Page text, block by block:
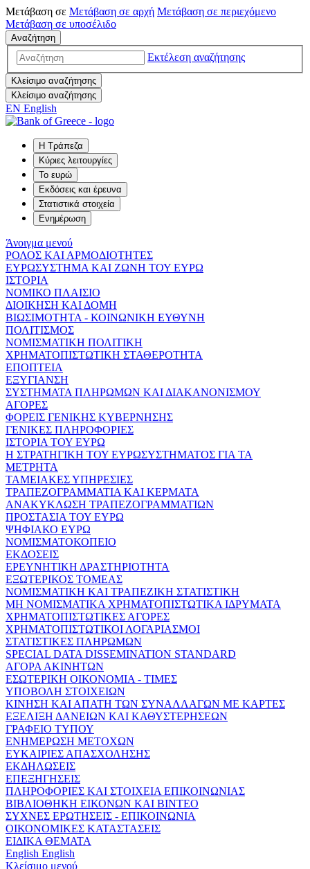
Μετάβαση σε Μετάβαση σε αρχή Μετάβαση σε περιεχόμενο
Μετάβαση σε υποσέλιδο
Αναζήτηση
Εκτέλεση αναζήτησης
Κλείσιμο αναζήτησης
Κλείσιμο αναζήτησης
EN English
Η Τράπεζα
Κύριες λειτουργίες
Το ευρώ
Εκδόσεις και έρευνα
Στατιστικά στοιχεία
Ενημέρωση
Άνοιγμα μενού
ΡΟΛΟΣ ΚΑΙ ΑΡΜΟΔΙΟΤΗΤΕΣ
ΕΥΡΩΣΥΣΤΗΜΑ ΚΑΙ ΖΩΝΗ ΤΟΥ ΕΥΡΩ
ΙΣΤΟΡΙΑ
ΝΟΜΙΚΟ ΠΛΑΙΣΙΟ
ΔΙΟΙΚΗΣΗ ΚΑΙ ΔΟΜΗ
ΒΙΩΣΙΜΟΤΗΤΑ - ΚΟΙΝΩΝΙΚΗ ΕΥΘΥΝΗ
ΠΟΛΙΤΙΣΜΟΣ
ΝΟΜΙΣΜΑΤΙΚΗ ΠΟΛΙΤΙΚΗ
ΧΡΗΜΑΤΟΠΙΣΤΩΤΙΚΗ ΣΤΑΘΕΡΟΤΗΤΑ
ΕΠΟΠΤΕΙΑ
ΕΞΥΓΙΑΝΣΗ
ΣΥΣΤΗΜΑΤΑ ΠΛΗΡΩΜΩΝ ΚΑΙ ΔΙΑΚΑΝΟΝΙΣΜΟΥ
ΑΓΟΡΕΣ
ΦΟΡΕΙΣ ΓΕΝΙΚΗΣ ΚΥΒΕΡΝΗΣΗΣ
ΓΕΝΙΚΕΣ ΠΛΗΡΟΦΟΡΙΕΣ
ΙΣΤΟΡΙΑ ΤΟΥ ΕΥΡΩ
Η ΣΤΡΑΤΗΓΙΚΗ ΤΟΥ ΕΥΡΩΣΥΣΤΗΜΑΤΟΣ ΓΙΑ ΤΑ
ΜΕΤΡΗΤΑ
ΤΑΜΕΙΑΚΕΣ ΥΠΗΡΕΣΙΕΣ
ΤΡΑΠΕΖΟΓΡΑΜΜΑΤΙΑ ΚΑΙ ΚΕΡΜΑΤΑ
ΑΝΑΚΥΚΛΩΣΗ ΤΡΑΠΕΖΟΓΡΑΜΜΑΤΙΩΝ
ΠΡΟΣΤΑΣΙΑ ΤΟΥ ΕΥΡΩ
ΨΗΦΙΑΚΟ ΕΥΡΩ
ΝΟΜΙΣΜΑΤΟΚΟΠΕΙΟ
ΕΚΔΟΣΕΙΣ
ΕΡΕΥΝΗΤΙΚΗ ΔΡΑΣΤΗΡΙΟΤΗΤΑ
ΕΞΩΤΕΡΙΚΟΣ ΤΟΜΕΑΣ
ΝΟΜΙΣΜΑΤΙΚΗ ΚΑΙ ΤΡΑΠΕΖΙΚΗ ΣΤΑΤΙΣΤΙΚΗ
ΜΗ ΝΟΜΙΣΜΑΤΙΚΑ ΧΡΗΜΑΤΟΠΙΣΤΩΤΙΚΑ ΙΔΡΥΜΑΤΑ
ΧΡΗΜΑΤΟΠΙΣΤΩΤΙΚΕΣ ΑΓΟΡΕΣ
ΧΡΗΜΑΤΟΠΙΣΤΩΤΙΚΟΙ ΛΟΓΑΡΙΑΣΜΟΙ
ΣΤΑΤΙΣΤΙΚΕΣ ΠΛΗΡΩΜΩΝ
SPECIAL DATA DISSEMINATION STANDARD
ΑΓΟΡΑ ΑΚΙΝΗΤΩΝ
ΕΣΩΤΕΡΙΚΗ ΟΙΚΟΝΟΜΙΑ - ΤΙΜΕΣ
ΥΠΟΒΟΛΗ ΣΤΟΙΧΕΙΩΝ
ΚΙΝΗΣΗ ΚΑΙ ΑΠΑΤΗ ΤΩΝ ΣΥΝΑΛΛΑΓΩΝ ΜΕ ΚΑΡΤΕΣ
ΕΞΕΛΙΞΗ ΔΑΝΕΙΩΝ ΚΑΙ ΚΑΘΥΣΤΕΡΗΣΕΩΝ
ΓΡΑΦΕΙΟ ΤΥΠΟΥ
ΕΝΗΜΕΡΩΣΗ ΜΕΤΟΧΩΝ
ΕΥΚΑΙΡΙΕΣ ΑΠΑΣΧΟΛΗΣΗΣ
ΕΚΔΗΛΩΣΕΙΣ
ΕΠΕΞΗΓΗΣΕΙΣ
ΠΛΗΡΟΦΟΡΙΕΣ ΚΑΙ ΣΤΟΙΧΕΙΑ ΕΠΙΚΟΙΝΩΝΙΑΣ
ΒΙΒΛΙΟΘΗΚΗ ΕΙΚΟΝΩΝ ΚΑΙ ΒΙΝΤΕΟ
ΣΥΧΝΕΣ ΕΡΩΤΗΣΕΙΣ - ΕΠΙΚΟΙΝΩΝΙΑ
ΟΙΚΟΝΟΜΙΚΕΣ ΚΑΤΑΣΤΑΣΕΙΣ
ΕΙΔΙΚΑ ΘΕΜΑΤΑ
English English
Κλείσιμο μενού